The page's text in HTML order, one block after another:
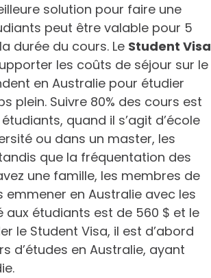
solution pour faire une
peut être valable pour 5
durée du cours. Le Student Visa
les coûts de séjour sur le
en Australie pour étudier
plein. Suivre 80% des cours est
quand il s’agit d’école
ou dans un master, les
que la fréquentation des
une famille, les membres de
en Australie avec les
aux étudiants est de 560 $ et le
le Student Visa, il est d’abord
d’études en Australie, ayant